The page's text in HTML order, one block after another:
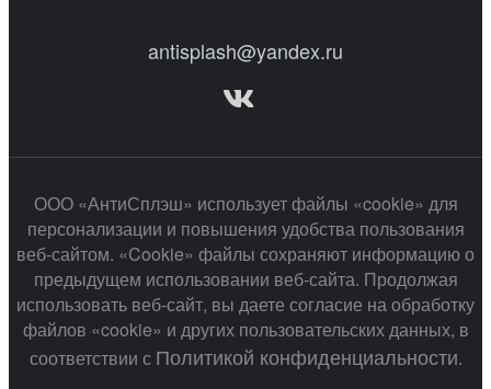
antisplash@yandex.ru
ООО «АнтиСплэш» использует файлы «cookie» для
персонализации и повышения удобства пользования
веб-сайтом. «Cookie» файлы сохраняют информацию о
предыдущем использовании веб-сайта. Продолжая
использовать веб-сайт, вы даете согласие на обработку
файлов «cookie» и других пользовательских данных, в
соответствии с Политикой конфиденциальности.